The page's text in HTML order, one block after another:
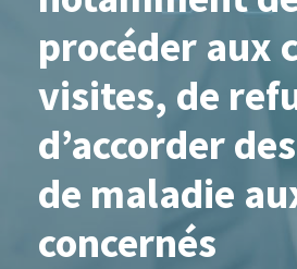
procéder aux
visites, de
d’accorder
de maladie
concernés